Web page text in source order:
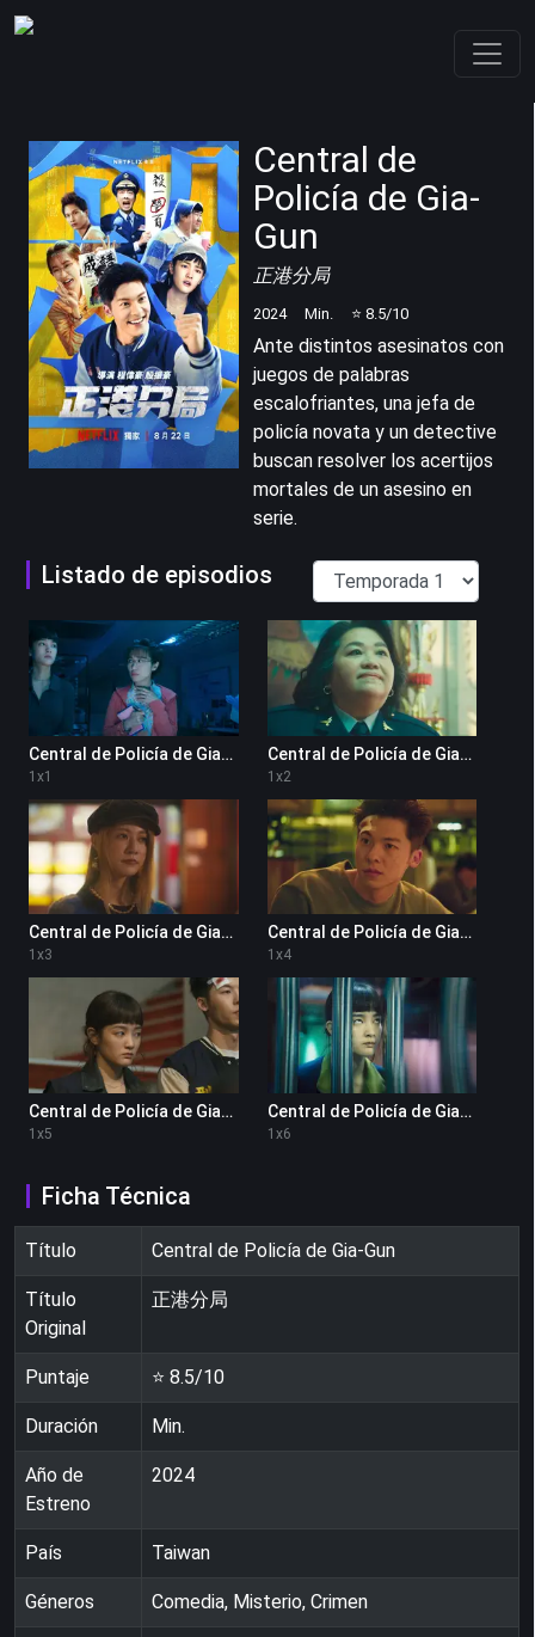
Central de
Policía de Gia-
Gun
正港分局
2024 Min. ⭐ 8.5/10
Ante distintos asesinatos con
juegos de palabras
escalofriantes, una jefa de
policía novata y un detective
buscan resolver los acertijos
mortales de un asesino en
serie.
Listado de episodios
Central de Policía de Gia-Gun 1x1
1 x1
Central de Policía de Gia-Gun 1x2
1 x2
Central de Policía de Gia-Gun 1x3
1 x3
Central de Policía de Gia-Gun 1x4
1 x4
Central de Policía de Gia-Gun 1x5
1 x5
Central de Policía de Gia-Gun 1x6
1 x6
Ficha Técnica
Título Central de Policía de Gia-Gun
Título
Original
正港分局
Puntaje ⭐ 8.5/10
Duración Min.
Año de
Estreno
2024
País Taiwan
Géneros Comedia, Misterio, Crimen